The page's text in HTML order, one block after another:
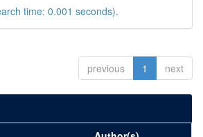
time: 0.001 seconds).
previous 1 next